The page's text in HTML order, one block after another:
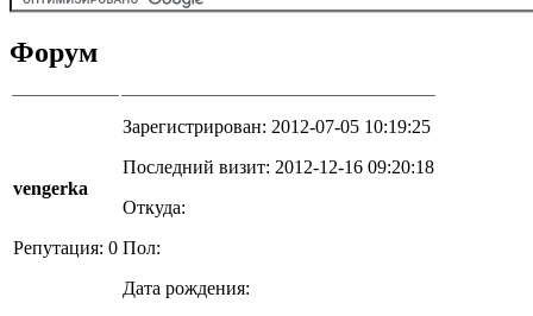
Форум
vengerka
Репутация: 0
Зарегистрирован: 2012-07-05 10:19:25
Последний визит: 2012-12-16 09:20:18
Откуда:
Пол:
Дата рождения: